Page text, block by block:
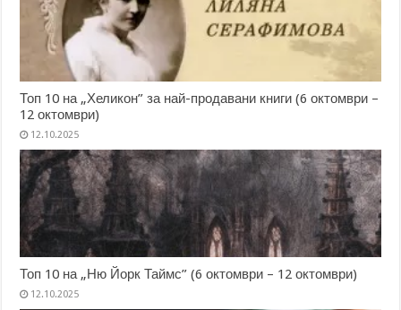
Топ 10 на „Хеликон” за най-продавани книги (6 октомври –
12 октомври)
12.10.2025
Топ 10 на „Ню Йорк Таймс” (6 октомври – 12 октомври)
12.10.2025